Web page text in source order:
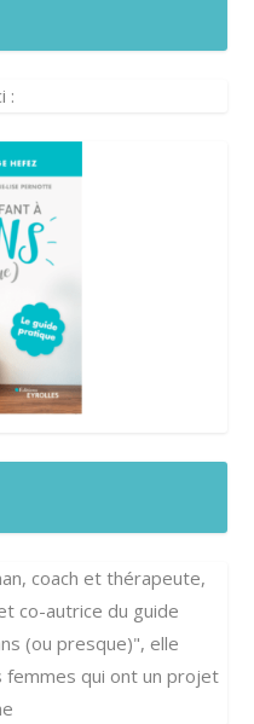
:
coach et thérapeute,
co-autrice du guide
(ou presque)", elle
femmes qui ont un projet